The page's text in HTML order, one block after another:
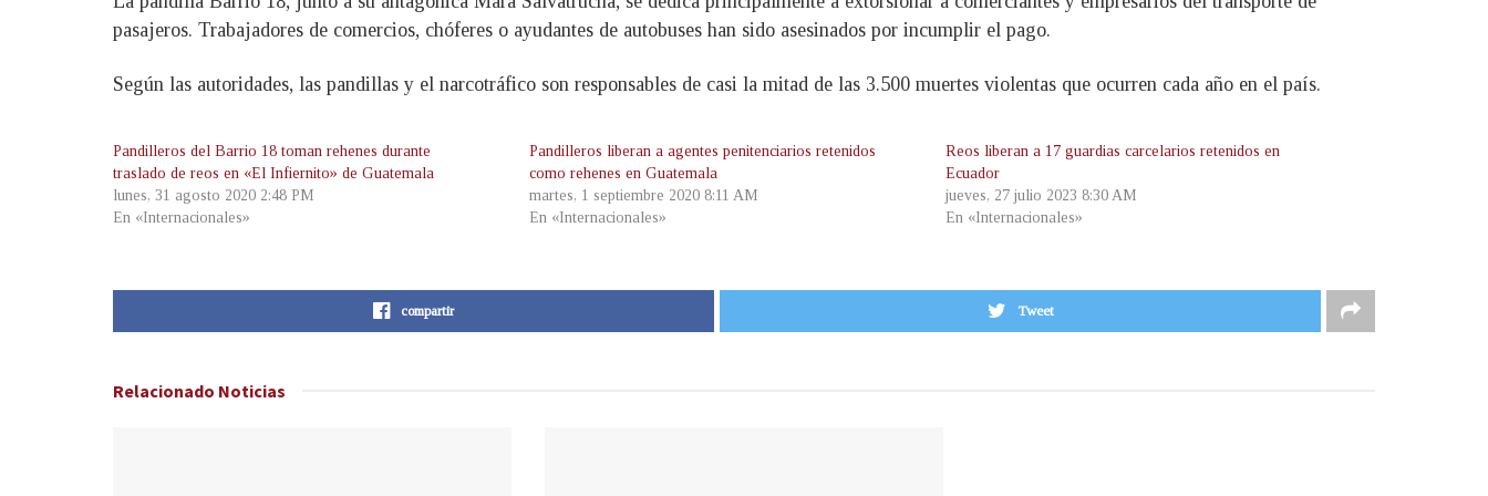
pasajeros. Trabajadores de comercios, chóferes o ayudantes de autobuses han sido asesinados por incumplir el pago.
Según las autoridades, las pandillas y el narcotráfico son responsables de casi la mitad de las 3.500 muertes violentas que ocurren cada año en el país.
Pandilleros del Barrio 18 toman rehenes durante
traslado de reos en «El Infiernito» de Guatemala
lunes, 31 agosto 2020 2:48 PM
En «Internacionales»
Pandilleros liberan a agentes penitenciarios retenidos
como rehenes en Guatemala
martes, 1 septiembre 2020 8:11 AM
En «Internacionales»
Reos liberan a 17 guardias carcelarios retenidos en
Ecuador
jueves, 27 julio 2023 8:30 AM
En «Internacionales»
compartir Tweet
Relacionado Noticias